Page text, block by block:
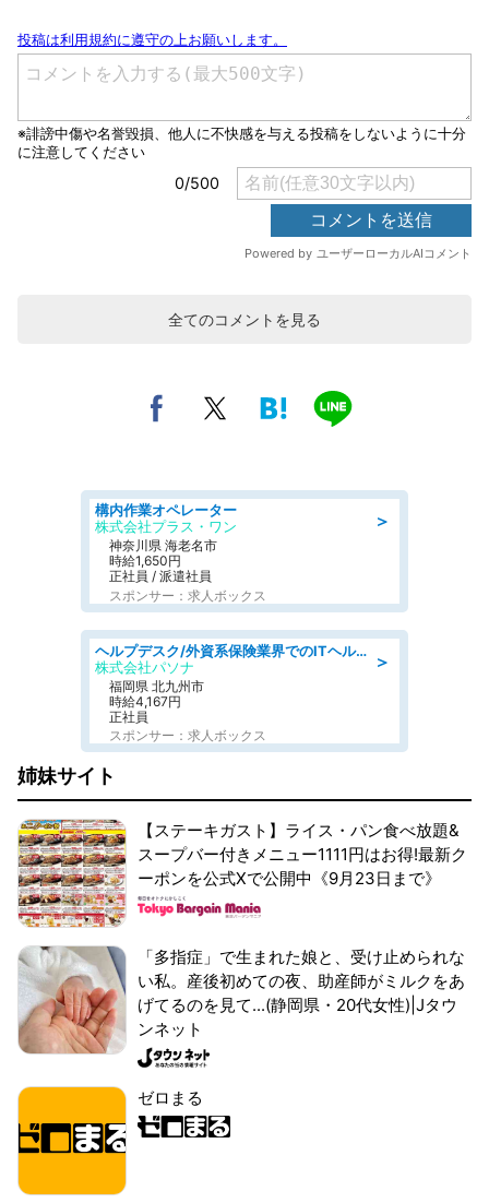
全てのコメントを見る
＞
構内作業オペレーター
株式会社プラス・ワン
神奈川県 海老名市
時給1,650円
正社員 / 派遣社員
スポンサー：求人ボックス
＞
ヘルプデスク/外資系保険業界でのITヘルプデスク業務/駅近/即日勤務可/ヘルプデスク
株式会社パソナ
福岡県 北九州市
時給4,167円
正社員
スポンサー：求人ボックス
姉妹サイト
【ステーキガスト】ライス・パン食べ放題&
スープバー付きメニュー1111円はお得!最新ク
ーポンを公式Xで公開中《9月23日まで》
「多指症」で生まれた娘と、受け止められな
い私。産後初めての夜、助産師がミルクをあ
げてるのを見て...(静岡県・20代女性)|Jタウ
ンネット
ゼロまる